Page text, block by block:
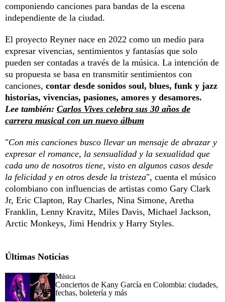
componiendo canciones para bandas de la escena
independiente de la ciudad.
El proyecto Reyner nace en 2022 como un medio para
expresar vivencias, sentimientos y fantasías que solo
pueden ser contadas a través de la música. La intención de
su propuesta se basa en transmitir sentimientos con
canciones, contar desde sonidos soul, blues, funk y jazz
historias, vivencias, pasiones, amores y desamores.
Lee también: Carlos Vives celebra sus 30 años de
carrera musical con un nuevo álbum
"Con mis canciones busco llevar un mensaje de abrazar y
expresar el romance, la sensualidad y la sexualidad que
cada uno de nosotros tiene, visto en algunos casos desde
la felicidad y en otros desde la tristeza", cuenta el músico
colombiano con influencias de artistas como Gary Clark
Jr, Eric Clapton, Ray Charles, Nina Simone, Aretha
Franklin, Lenny Kravitz, Miles Davis, Michael Jackson,
Arctic Monkeys, Jimi Hendrix y Harry Styles.
Últimas Noticias
Música
Conciertos de Kany García en Colombia: ciudades,
fechas, boletería y más